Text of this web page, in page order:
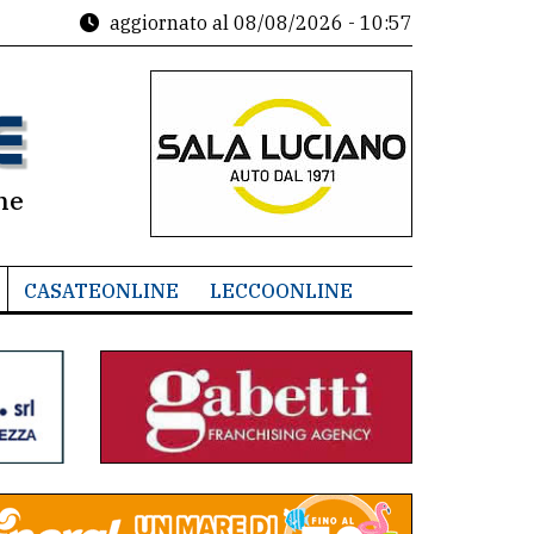
aggiornato al 08/08/2026 - 10:57
CASATEONLINE LECCOONLINE